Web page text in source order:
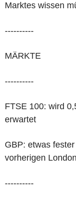
Marktes wissen
----------
MÄRKTE
----------
FTSE 100: wird
erwartet
GBP: etwas
vorherigen
----------